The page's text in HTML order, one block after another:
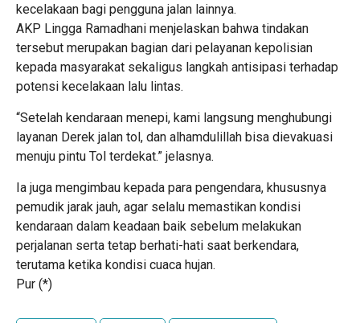
kecelakaan bagi pengguna jalan lainnya.
AKP Lingga Ramadhani menjelaskan bahwa tindakan
tersebut merupakan bagian dari pelayanan kepolisian
kepada masyarakat sekaligus langkah antisipasi terhadap
potensi kecelakaan lalu lintas.
“Setelah kendaraan menepi, kami langsung menghubungi
layanan Derek jalan tol, dan alhamdulillah bisa dievakuasi
menuju pintu Tol terdekat.” jelasnya.
Ia juga mengimbau kepada para pengendara, khususnya
pemudik jarak jauh, agar selalu memastikan kondisi
kendaraan dalam keadaan baik sebelum melakukan
perjalanan serta tetap berhati-hati saat berkendara,
terutama ketika kondisi cuaca hujan.
Pur (*)